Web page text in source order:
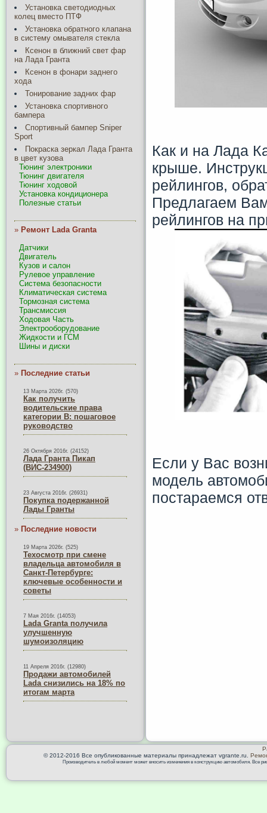
Установка светодиодных
колец вместо ПТФ
Установка обратного клапана
в систему омывателя стекла
Ксенон в ближний свет фар
на Лада Гранта
Ксенон в фонари заднего
хода
Тонирование задних фар
Установка спортивного
бампера
Спортивный бампер Sniper
Sport
Покраска зеркал Лада Гранта
в цвет кузова
Тюнинг электроники
Тюнинг двигателя
Тюнинг ходовой
Установка кондиционера
Полезные статьи
» Ремонт Lada Granta
Датчики
Двигатель
Кузов и салон
Рулевое управление
Система безопасности
Климатическая система
Тормозная система
Трансмиссия
Ходовая Часть
Электрооборудование
Жидкости и ГСМ
Шины и диски
» Последние статьи
13 Марта 2026г. (570)
Как получить
водительские права
категории B: пошаговое
руководство
26 Октября 2016г. (24152)
Лада Гранта Пикап
(ВИС-234900)
23 Августа 2016г. (26931)
Покупка подержанной
Лады Гранты
» Последние новости
19 Марта 2026г. (525)
Техосмотр при смене
владельца автомобиля в
Санкт-Петербурге:
ключевые особенности и
советы
7 Мая 2016г. (14053)
Lada Granta получила
улучшенную
шумоизоляцию
11 Апреля 2016г. (12980)
Продажи автомобилей
Lada снизились на 18% по
итогам марта
Как и на Лада
крыше.
рейлингов,
Предлагаем
рейлингов на
Если у Вас
модель
постараемся
© 2012-2016 Все опубликованные материалы принадлежат vgrante.ru.
Производитель в любой момент может вносить изменения в конструкцию автомобиля. Все